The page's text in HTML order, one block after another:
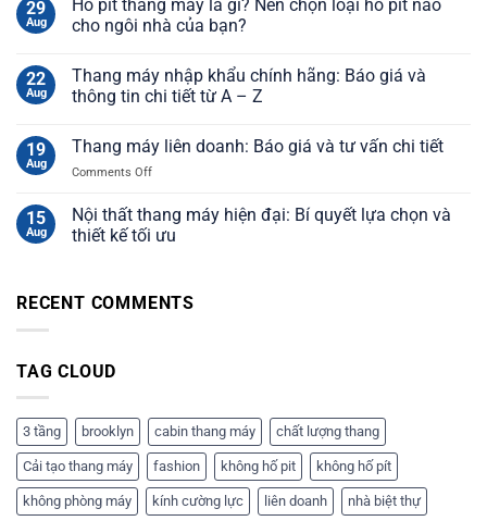
29
Aug
Hố pit thang máy là gì? Nên chọn loại hố pit nào
cho ngôi nhà của bạn?
22
Aug
Thang máy nhập khẩu chính hãng: Báo giá và
thông tin chi tiết từ A – Z
19
Aug
Thang máy liên doanh: Báo giá và tư vấn chi tiết
Comments Offon
máy
doanh:
và
15
Aug
Nội thất thang máy hiện đại: Bí quyết lựa chọn và
thiết kế tối ưu
RECENT COMMENTS
TAG CLOUD
3 tầng brooklyn cabin thang máy chất lượng thang
Cải tạo thang máy fashion không hố pit không hố pít
không phòng máy kính cường lực liên doanh nhà biệt thự